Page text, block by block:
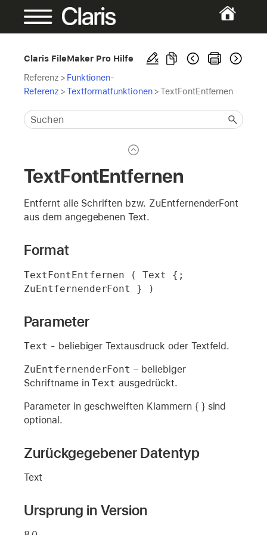
Claris FileMaker Pro Hilfe
Referenz > Funktionen-
Referenz >Textformatfunktionen>TextFontEntfernen
TextFontEntfernen
Entfernt alle Schriften bzw. ZuEntfernenderFont
aus dem angegebenen Text.
Format
TextFontEntfernen ( Text {;
ZuEntfernenderFont } )
Parameter
Text - beliebiger Textausdruck oder Textfeld.
ZuEntfernenderFont – beliebiger
Schriftname inText ausgedrückt.
Parameter in geschweiften Klammern { } sind
optional.
Zurückgegebener Datentyp
Text
Ursprung in Version